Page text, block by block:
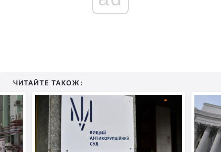
ЧИТАЙТЕ ТАКОЖ: